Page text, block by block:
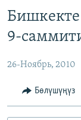
Издөөгө
салыңыз
ЭКОНОМИКА
МАДАНИЯТ
БОРБОР АЗИЯ
АТАЙЫН
ТВ
Бишкекте
9-
26-Ноябрь, 2010
Бөлүшүңүз